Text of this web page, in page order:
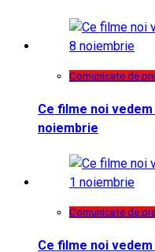
Comunicate de
Ce filme noi vedem
noiembrie
Comunicate de
Ce filme noi vedem